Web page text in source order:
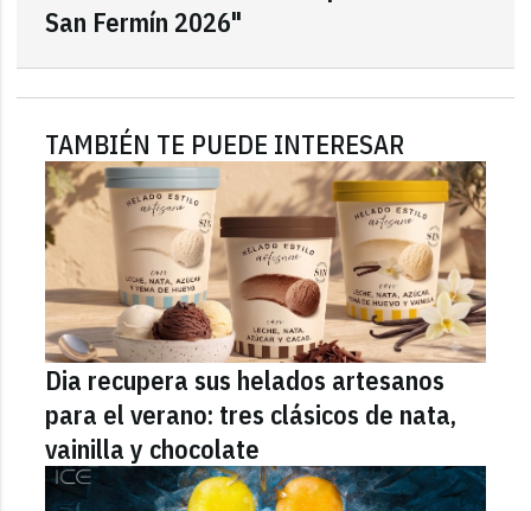
San Fermín 2026"
TAMBIÉN TE PUEDE INTERESAR
Dia recupera sus helados artesanos
para el verano: tres clásicos de nata,
vainilla y chocolate